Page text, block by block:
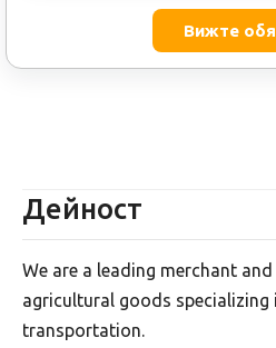
Вижте
Дейност
We are a leading merchant
agricultural goods
transportation.